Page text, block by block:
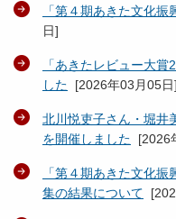
「第４期あきた文化
日]
「あきたレビュー大
した [2026年03月05日]
北川悦吏子さん・堀井
を開催しました [2026
「第４期あきた文化
集の結果について [